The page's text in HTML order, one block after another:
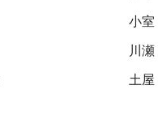
小
川
土